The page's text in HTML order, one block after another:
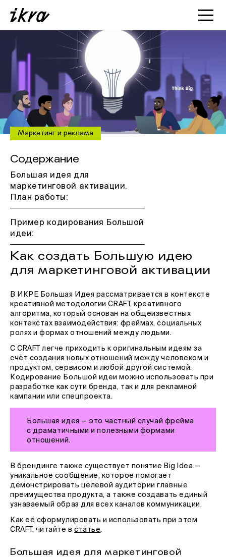
Познакомиться с ИКРОЙ
О нас
Маркетинг и реклама
Содержание
Большая идея для
маркетинговой активации.
План работы:
Пример кодирования Большой
идеи:
Как создать Большую идею
для маркетинговой активации
В ИКРЕ Большая Идея рассматривается в контексте
креативной методологииCRAFT, креативного
алгоритма, который основан на общеизвестных
контекстах взаимодействия: фреймах, социальных
ролях и формах отношений между людьми.
С CRAFT легче приходить к оригинальным идеям за
счёт создания новых отношений между человеком и
продуктом, сервисом и любой другой системой.
Кодирование Большой идеи можно использовать при
разработке как сути бренда, так и для рекламной
кампании или спецпроекта.
Большая идея — это частный случай фрейма
с драматичными и полезными формами
отношений.
В брендинге также существует понятие Big Idea —
уникальное сообщение, которое помогает
демонстрировать целевой аудитории главные
преимущества продукта, а также создавать единый
узнаваемый образ для всех каналов коммуникации.
Как её сформулировать и использовать при этом
CRAFT, читайте встатье.
Большая идея для маркетинговой